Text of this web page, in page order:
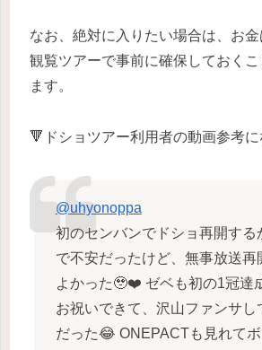
なお、絶対に入りたい場合は、お
観覧ツアーで事前に確保しておく
ます。
🔻ドショツアー利用者の動画参考に
@uhyonoppa
初のセンバンでドショ再開する
で不安だったけど、無事放送再
よかった🥹❤️ ゼベも初の1冠達
お祝いできて、沢山ファンサし
だった😂 ONEPACTも見れて